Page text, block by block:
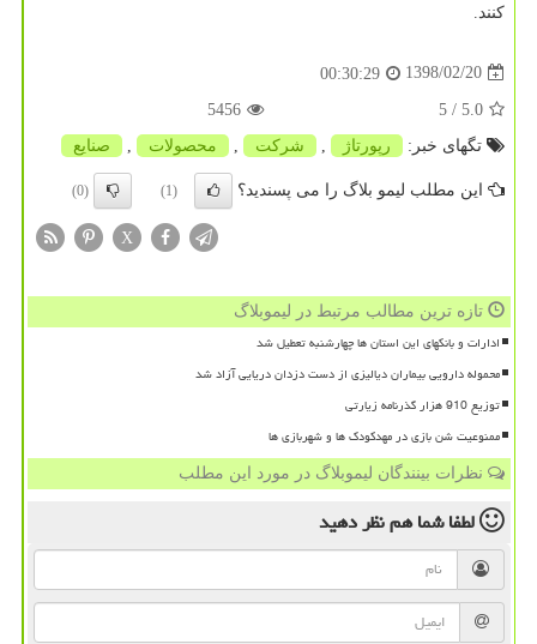
کنند.
1398/02/20
00:30:29
5.0
/ 5
5456
تگهای خبر:
رپورتاژ شركت محصولات صنایع
این مطلب لیمو بلاگ را می پسندید؟ (1)
(0)
X
تازه ترین مطالب مرتبط در لیموبلاگ
ادارات و بانکهای این استان ها چهارشنبه تعطیل شد
محموله دارویی بیماران دیالیزی از دست دزدان دریایی آزاد شد
توزیع 910 هزار گذرنامه زیارتی
ممنوعیت شن بازی در مهدکودک ها و شهربازی ها
نظرات بینندگان لیموبلاگ در مورد این مطلب
لطفا شما همنظر دهید